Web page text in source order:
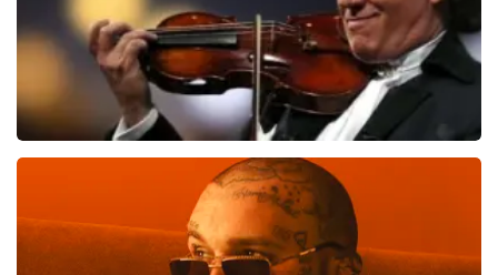
laatste 30 minuten
BESTEL NU